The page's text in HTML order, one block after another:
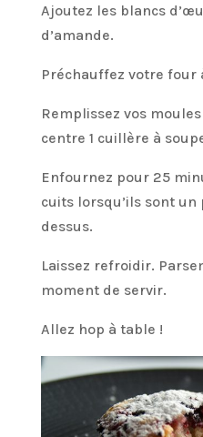
Ajoutez les blancs
d’amande.
Préchauffez votre four
Remplissez vos
centre 1 cuillère à
Enfournez pour 25
cuits lorsqu’ils sont un
dessus.
Laissez refroidir.
moment de servir.
Allez hop à table !